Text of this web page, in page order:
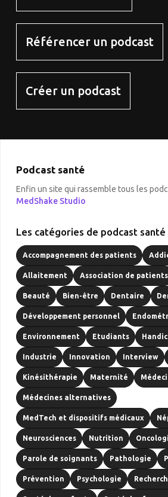
Référencer un podcast
Créer un podcast
Podcast santé
Enfin un site qui rassemble tous les
MedShake Studio
Les catégories de podcast santé
Accompagnement des patients
Allaitement Association de patients
Beauté Bien-être Dentaire
Développement personnel
Environnement Etudiants
Industrie Innovation Interview
Kinésithérapie Maternité
Médecines alternatives
MedTech et dispositifs médicaux
Neurosciences Nutrition
Parole de soignants Pathologie
Prévention Psychologie